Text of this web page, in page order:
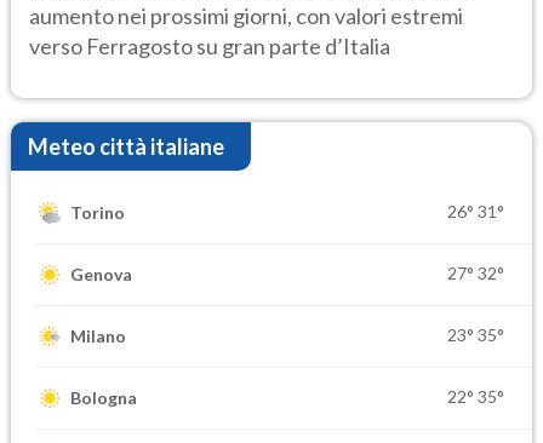
aumento nei prossimi giorni, con valori estremi
verso Ferragosto su gran parte d’Italia
Meteo città italiane
Torino 26° 31°
Genova 27° 32°
Milano 23° 35°
Bologna 22° 35°